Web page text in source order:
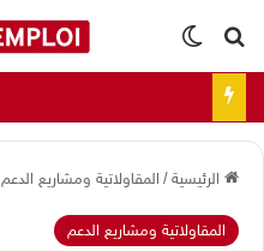
بحث عنالوضع المظلم
الرئيسية/ المقاولاتية ومشاريع الدعم
المقاولاتية ومشاريع الدعم